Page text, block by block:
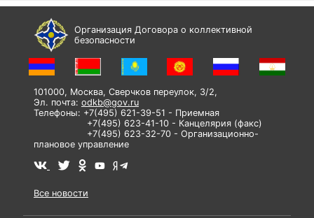
Организация Договора о коллективной
безопасности
101000, Москва, Сверчков переулок, 3/2,
Эл. почта: odkb@gov.ru
Телефоны: +7(495) 621-39-51 - Приемная
+7(495) 623-41-10 - Канцелярия (факс)
+7(495) 623-32-70 - Организационно-
плановое управление
Все новости